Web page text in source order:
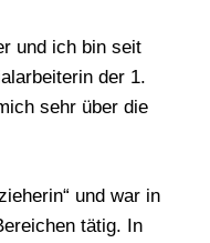
und ich bin seit
der 1.
sehr über die
und war in
tätig. In